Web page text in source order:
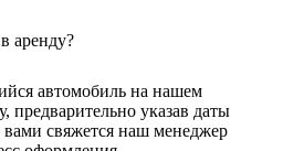
аренду?
автомобиль на нашем
предварительно указав даты
вами свяжется наш менеджер